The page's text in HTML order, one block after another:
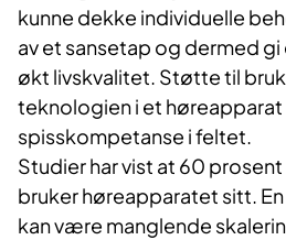
kunne dekke individuelle
av et sansetap og dermed
økt livskvalitet. Støtte til
teknologien i et høreapparat
spisskompetanse i feltet.
Studier har vist at 60
bruker høreapparatet sitt.
kan være manglende